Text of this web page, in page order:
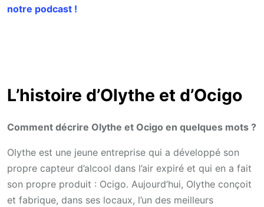
notre podcast !
L’histoire d’Olythe et d’Ocigo
Comment décrire Olythe et Ocigo en quelques mots ?
Olythe est une jeune entreprise qui a développé son
propre capteur d’alcool dans l’air expiré et qui en a fait
son propre produit : Ocigo. Aujourd’hui, Olythe conçoit
et fabrique, dans ses locaux, l’un des meilleurs